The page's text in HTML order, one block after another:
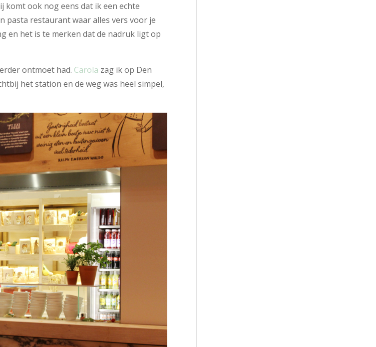
komt ook nog eens dat ik een echte
pasta restaurant waar alles vers voor je
en het is te merken dat de nadruk ligt op
ontmoet had. Carola zag ik op Den
het station en de weg was heel simpel,